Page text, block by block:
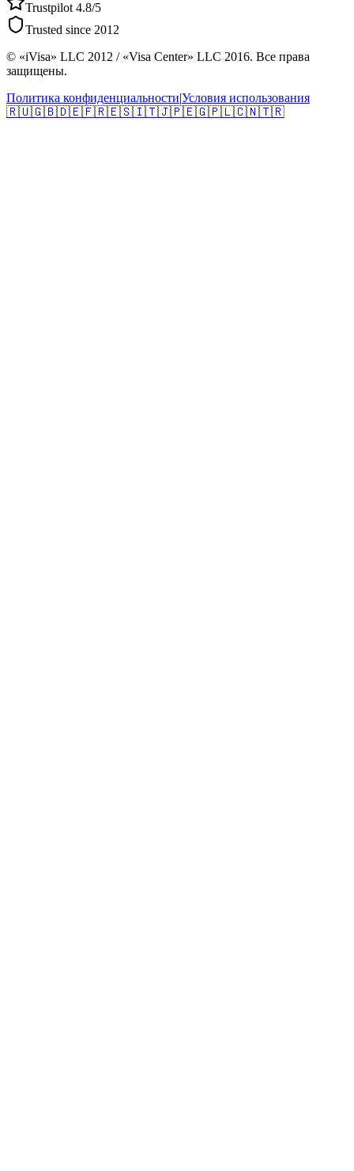
Trustpilot 4.8/5
Trusted since 2012
© «iVisa» LLC 2012 / «Visa Center» LLC 2016. Все права
защищены.
Политика конфиденциальности|Условия использования
🇷🇺🇬🇧🇩🇪🇫🇷🇪🇸🇮🇹🇯🇵🇪🇬🇵🇱🇨🇳🇹🇷